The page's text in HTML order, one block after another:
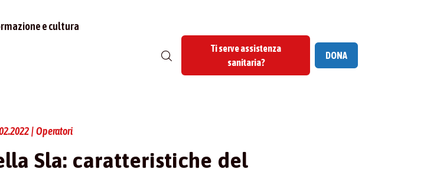
e cultura
Ti serve assistenza
sanitaria?
DONA
| Operatori
Sla: caratteristiche del